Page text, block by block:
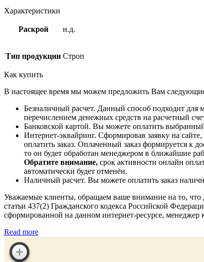
Характеристики
Раскрой н.д.
Тип продукции Строп
Как купить
В настоящее время мы можем предложить Вам
Безналичный расчет. Данный способ подходит для
перечислением денежных средств на расчетный
Банковской картой. Вы можете оплатить
Интернет-эквайринг. Сформировав заявку на
оплатить заказ. Оплаченный заказ формируется к
то он будет обработан менеджером в ближайшие
Обратите внимание, срок активности онлайн
автоматически будет отменён.
Наличный расчет. Вы можете оплатить заказ
Уважаемые клиенты, обращаем ваше внимание на то, что
статьи 437(2) Гражданского кодекса Российской
сформированной на данном интернет-ресурсе,
Read more